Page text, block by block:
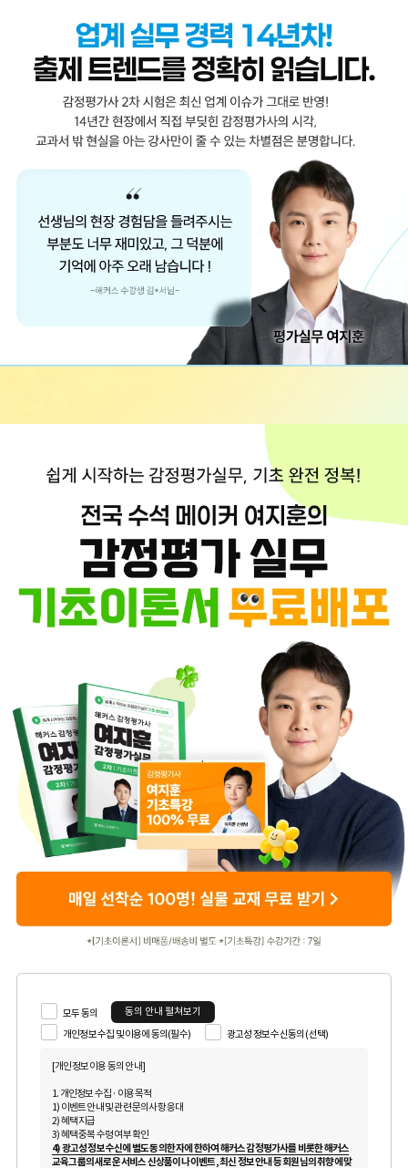
모두 동의
동의 안내 펼쳐보기
개인정보 수집 및 이용에 동의(필수)
광고성 정보 수신동의 (선택)
[개인정보 이용 동의 안내]
1. 개인정보 수집 · 이용 목적
1) 이벤트 안내 및 관련 문의사항 응대
2) 혜택 지급
3) 혜택 중복 수령 여부 확인
4) 광고성 정보 수신에 별도 동의한 자에 한하여 해커스 감정평가사를 비롯한 해커스
교육그룹의 새로운 서비스 신상품이나 이벤트, 최신 정보 안내 등 회원님의 취향에 맞